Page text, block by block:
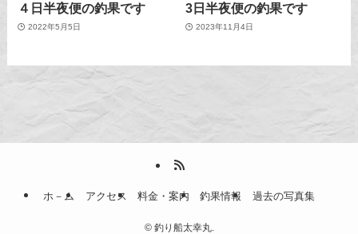
４日半夜便の釣果です
2022年5月5日
3日半夜便の釣果です
2023年11月4日
ホ－ム アクセス 料金・案内 釣果情報 過去の写真集
©釣り船太幸丸.